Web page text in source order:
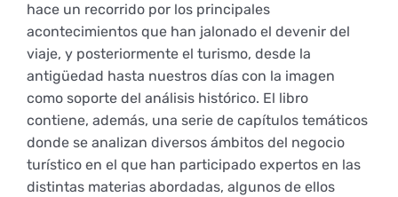
hace un recorrido por los principales
acontecimientos que han jalonado el devenir del
viaje, y posteriormente el turismo, desde la
antigüedad hasta nuestros días con la imagen
como soporte del análisis histórico. El libro
contiene, además, una serie de capítulos temáticos
donde se analizan diversos ámbitos del negocio
turístico en el que han participado expertos en las
distintas materias abordadas, algunos de ellos